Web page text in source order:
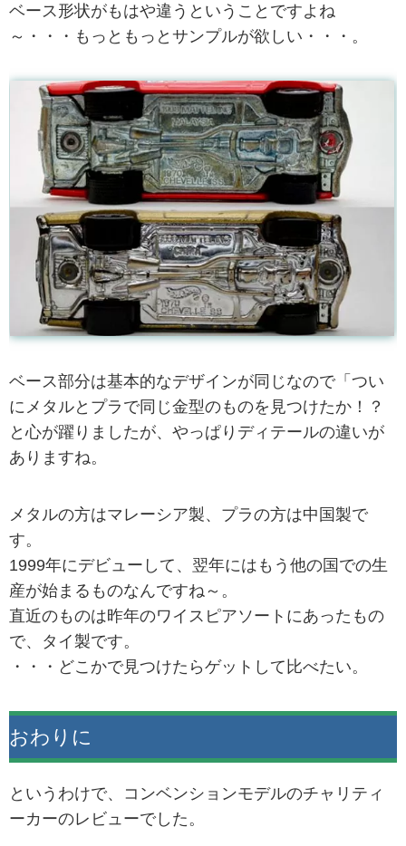
ベース形状がもはや違うということですよね
～・・・もっともっとサンプルが欲しい・・・。
ベース部分は基本的なデザインが同じなので「つい
にメタルとプラで同じ金型のものを見つけたか！？
と心が躍りましたが、やっぱりディテールの違いが
ありますね。
メタルの方はマレーシア製、プラの方は中国製で
す。
1999年にデビューして、翌年にはもう他の国での生
産が始まるものなんですね～。
直近のものは昨年のワイスピアソートにあったもの
で、タイ製です。
・・・どこかで見つけたらゲットして比べたい。
おわりに
というわけで、コンベンションモデルのチャリティ
ーカーのレビューでした。